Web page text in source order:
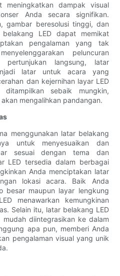
meningkatkan dampak visual
Anda secara signifikan.
gambar beresolusi tinggi, dan
LED dapat memikat
pengalaman yang tak
peluncuran
langsung, latar
latar untuk acara yang
dan kejernihan layar LED
ditampilkan sebaik mungkin,
mengalihkan pandangan.
menggunakan latar belakang
untuk menyesuaikan dan
sesuai dengan tema dan
LED tersedia dalam berbagai
Anda menciptakan latar
lokasi acara. Baik Anda
besar maupun layar lengkung
menawarkan kemungkinan
Selain itu, latar belakang LED
diintegrasikan ke dalam
apa pun, memberi Anda
pengalaman visual yang unik